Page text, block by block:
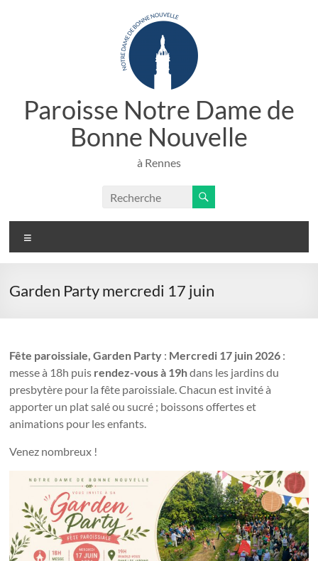
Paroisse Notre Dame de
Bonne Nouvelle
à Rennes
Garden Party mercredi 17 juin
Fête paroissiale, Garden Party : Mercredi 17 juin 2026 :
messe à 18h puis rendez-vous à 19hdans les jardins du
presbytère pour la fête paroissiale. Chacun est invité à
apporter un plat salé ou sucré ; boissons offertes et
animations pour les enfants.
Venez nombreux !